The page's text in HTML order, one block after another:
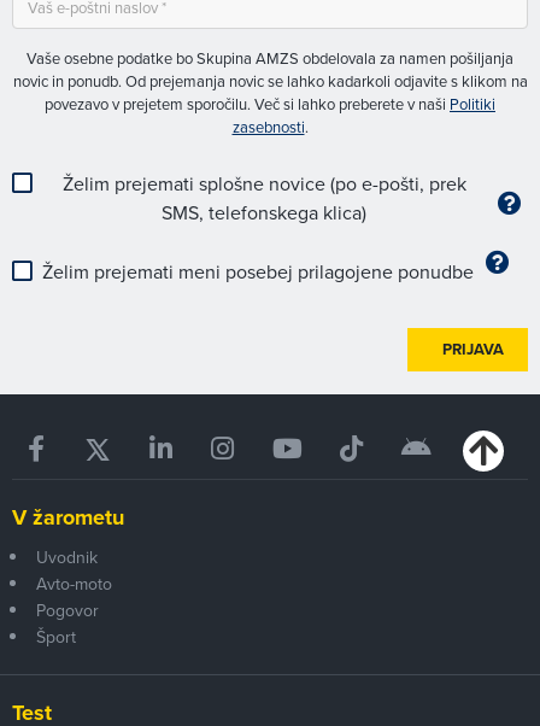
Vaše osebne podatke bo Skupina AMZS obdelovala za namen pošiljanja
novic in ponudb. Od prejemanja novic se lahko kadarkoli odjavite s klikom na
povezavo v prejetem sporočilu. Več si lahko preberete v naši Politiki
zasebnosti.
Želim prejemati splošne novice (po e-pošti, prek
SMS, telefonskega klica)
Želim prejemati meni posebej prilagojene ponudbe
PRIJAVA
V žarometu
Uvodnik
Avto-moto
Pogovor
Šport
Test